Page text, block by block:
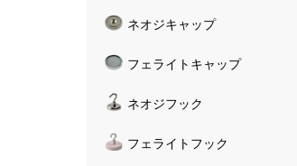
ネオジキャップ
フェライトキャップ
ネオジフック
フェライトフック